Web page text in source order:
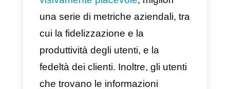
Offrendo ai tuoi clienti le
informazioni necessarie di cui
necessitano, riduci la mole di
lavorodel tuo team di assistenza